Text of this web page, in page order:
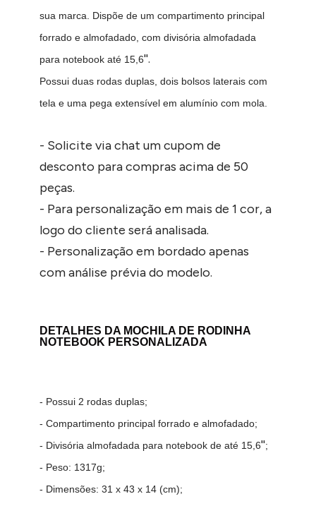
sua marca. Dispõe de um compartimento principal
forrado e almofadado, com divisória almofadada
para notebook até 15,6''.
Possui duas rodas duplas, dois bolsos laterais com
tela e uma pega extensível em alumínio com mola.
- Solicite via chat um cupom de
desconto para compras acima de 50
peças.
- Para personalização em mais de 1 cor, a
logo do cliente será analisada.
- Personalização em bordado apenas
com análise prévia do modelo.
DETALHES DA MOCHILA DE RODINHA
NOTEBOOK PERSONALIZADA
- Possui 2 rodas duplas;
- Compartimento principal forrado e almofadado;
- Divisória almofadada para notebook de até 15,6'';
- Peso: 1317g;
- Dimensões: 31 x 43 x 14 (cm);